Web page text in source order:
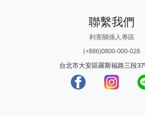
聯繫我們
利害關係人專區
(+886)0800-000-028
台北市大安區羅斯福路三段